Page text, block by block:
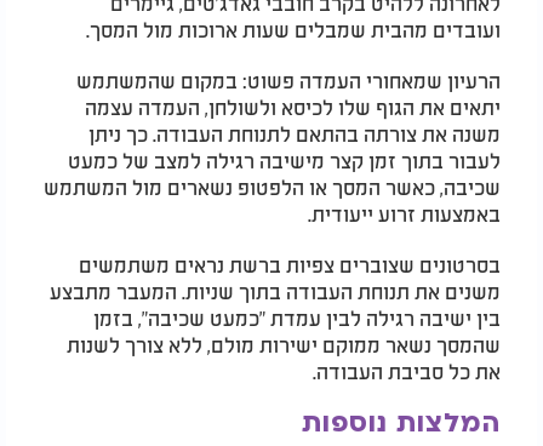
ועובדים מהבית שמבלים שעות ארוכות מול המסך.
הרעיון שמאחורי העמדה פשוט: במקום שהמשתמש
יתאים את הגוף שלו לכיסא ולשולחן, העמדה עצמה
משנה את צורתה בהתאם לתנוחת העבודה. כך ניתן
לעבור בתוך זמן קצר מישיבה רגילה למצב של כמעט
שכיבה, כאשר המסך או הלפטופ נשארים מול המשתמש
באמצעות זרוע ייעודית.
בסרטונים שצוברים צפיות ברשת נראים משתמשים
משנים את תנוחת העבודה בתוך שניות. המעבר מתבצע
בין ישיבה רגילה לבין עמדת "כמעט שכיבה", בזמן
שהמסך נשאר ממוקם ישירות מולם, ללא צורך לשנות
את כל סביבת העבודה.
המלצות נוספות